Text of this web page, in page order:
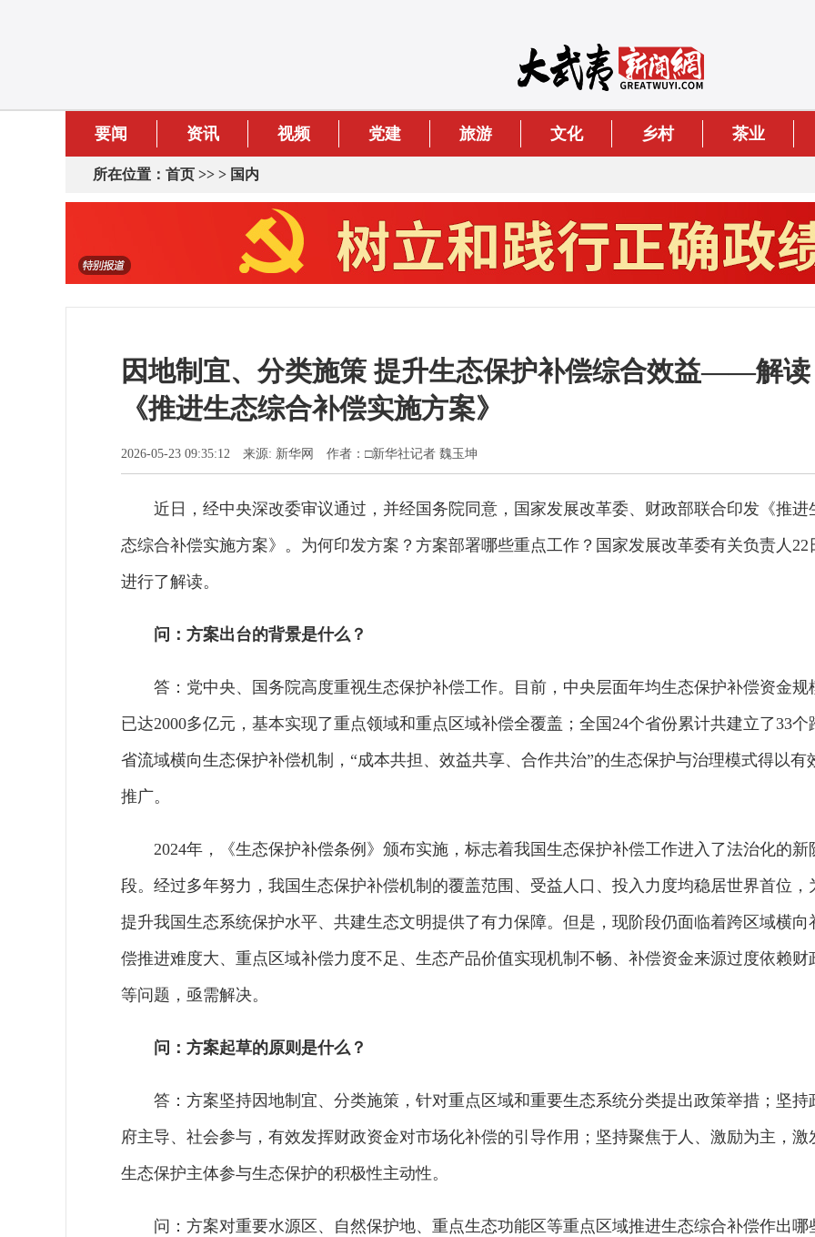
要闻 资讯 视频 党建 旅游 文化 乡村 茶业
所在位置： 首页 >> > 国内
因地制宜、分类施策 提升生态保护补偿综合效益——解读
《推进生态综合补偿实施方案》
2026-05-23 09:35:12 来源: 新华网 作者：□新华社记者 魏玉坤
近日，经中央深改委审议通过，并经国务院同意，国家发展改革委、财政部联合印发《推进
态综合补偿实施方案》。为何印发方案？方案部署哪些重点工作？国家发展改革委有关负责人22
进行了解读。
问：方案出台的背景是什么？
答：党中央、国务院高度重视生态保护补偿工作。目前，中央层面年均生态保护补偿资金规
已达2000多亿元，基本实现了重点领域和重点区域补偿全覆盖；全国24个省份累计共建立了33个
省流域横向生态保护补偿机制，“成本共担、效益共享、合作共治”的生态保护与治理模式得以有
推广。
2024年，《生态保护补偿条例》颁布实施，标志着我国生态保护补偿工作进入了法治化的新
段。经过多年努力，我国生态保护补偿机制的覆盖范围、受益人口、投入力度均稳居世界首位，
提升我国生态系统保护水平、共建生态文明提供了有力保障。但是，现阶段仍面临着跨区域横向
偿推进难度大、重点区域补偿力度不足、生态产品价值实现机制不畅、补偿资金来源过度依赖财
等问题，亟需解决。
问：方案起草的原则是什么？
答：方案坚持因地制宜、分类施策，针对重点区域和重要生态系统分类提出政策举措；坚持
府主导、社会参与，有效发挥财政资金对市场化补偿的引导作用；坚持聚焦于人、激励为主，激
生态保护主体参与生态保护的积极性主动性。
问：方案对重要水源区、自然保护地、重点生态功能区等重点区域推进生态综合补偿作出哪